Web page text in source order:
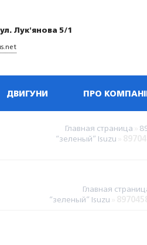
Лук'янова 5/1
ДВИГУНИ ПРО
Главная страница
“зеленый” Isuzu
Главная
“зеленый” Isuzu